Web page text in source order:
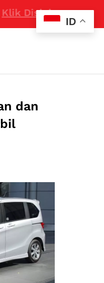
Disini
dan
ID